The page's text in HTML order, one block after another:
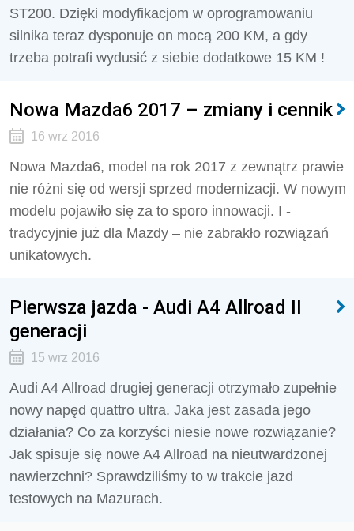
ST200. Dzięki modyfikacjom w oprogramowaniu
silnika teraz dysponuje on mocą 200 KM, a gdy
trzeba potrafi wydusić z siebie dodatkowe 15 KM !
Nowa Mazda6 2017 – zmiany i cennik
16 wrz 2016
Nowa Mazda6, model na rok 2017 z zewnątrz prawie
nie różni się od wersji sprzed modernizacji. W nowym
modelu pojawiło się za to sporo innowacji. I -
tradycyjnie już dla Mazdy – nie zabrakło rozwiązań
unikatowych.
Pierwsza jazda - Audi A4 Allroad II
generacji
15 wrz 2016
Audi A4 Allroad drugiej generacji otrzymało zupełnie
nowy napęd quattro ultra. Jaka jest zasada jego
działania? Co za korzyści niesie nowe rozwiązanie?
Jak spisuje się nowe A4 Allroad na nieutwardzonej
nawierzchni? Sprawdziliśmy to w trakcie jazd
testowych na Mazurach.